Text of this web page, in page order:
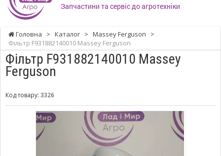
Запчастини та сервіс до агротехніки
Головна > Каталог > Massey Ferguson
>
Фільтр F931882140010 Massey Ferguson
Фільтр F931882140010 Massey
Ferguson
Код товару: 3326